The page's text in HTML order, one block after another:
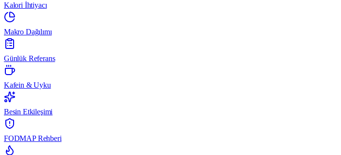
Kalori İhtiyacı
Makro Dağılımı
Günlük Referans
Kafein & Uyku
Besin Etkileşimi
FODMAP Rehberi